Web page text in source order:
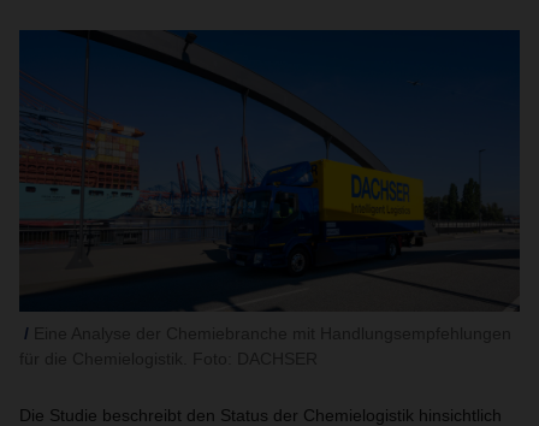
Die Studie beschreibt den Status der Chemielogistik hinsichtlich